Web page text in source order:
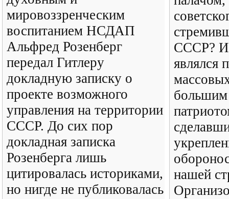
мировоззренческим
воспитанием НСДАП
Альфред Розенберг
передал Гитлеру
докладную записку о
проекте возможного
управления на территории
СССР. До сих пор
докладная записка
Розенберга лишь
цитировалась историками,
но нигде не публиковалась
СССР?
являлся
большим
нашей